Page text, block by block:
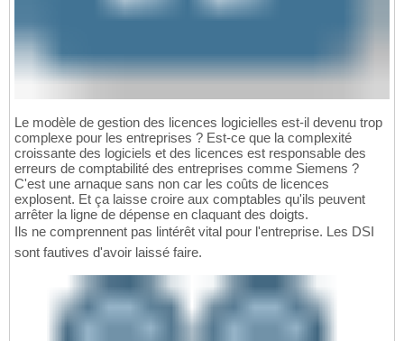
Le modèle de gestion des licences logicielles est-il devenu trop
complexe pour les entreprises ? Est-ce que la complexité
croissante des logiciels et des licences est responsable des
erreurs de comptabilité des entreprises comme Siemens ?
C'est une arnaque sans non car les coûts de licences
explosent. Et ça laisse croire aux comptables qu'ils peuvent
arrêter la ligne de dépense en claquant des doigts.
Ils ne comprennent pas lintérêt vital pour l'entreprise. Les DSI
sont fautives d'avoir laissé faire.